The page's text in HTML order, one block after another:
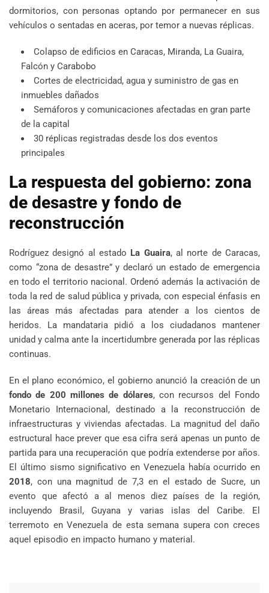
dormitorios, con personas optando por permanecer en sus
vehículos o sentadas en aceras, por temor a nuevas réplicas.
Colapso de edificios en Caracas, Miranda, La Guaira,
Falcón y Carabobo
Cortes de electricidad, agua y suministro de gas en
inmuebles dañados
Semáforos y comunicaciones afectadas en gran parte
de la capital
30 réplicas registradas desde los dos eventos
principales
La respuesta del gobierno: zona
de desastre y fondo de
reconstrucción
Rodríguez designó al estado La Guaira, al norte de Caracas,
como “zona de desastre” y declaró un estado de emergencia
en todo el territorio nacional. Ordenó además la activación de
toda la red de salud pública y privada, con especial énfasis en
las áreas más afectadas para atender a los cientos de
heridos. La mandataria pidió a los ciudadanos mantener
unidad y calma ante la incertidumbre generada por las réplicas
continuas.
En el plano económico, el gobierno anunció la creación de un
fondo de 200 millones de dólares, con recursos del Fondo
Monetario Internacional, destinado a la reconstrucción de
infraestructuras y viviendas afectadas. La magnitud del daño
estructural hace prever que esa cifra será apenas un punto de
partida para una recuperación que podría extenderse por años.
El último sismo significativo en Venezuela había ocurrido en
2018, con una magnitud de 7,3 en el estado de Sucre, un
evento que afectó a al menos diez países de la región,
incluyendo Brasil, Guyana y varias islas del Caribe. El
terremoto en Venezuela de esta semana supera con creces
aquel episodio en impacto humano y material.